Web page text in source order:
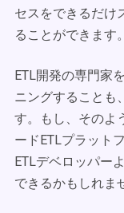
セスをできるだけ
ることができます。
ETL開発の専門家
ニングすることも
す。もし、そのよ
ードETLプラット
ETLデベロッパー
できるかもしれま